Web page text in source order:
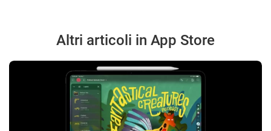
Altri articoli in App Store